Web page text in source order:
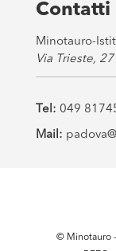
Contatti
Minotauro-
Via Trieste,
Tel: 049
Mail:
© Minotauro